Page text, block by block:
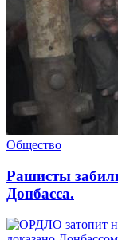
Общество
Рашисты
Донбасса.